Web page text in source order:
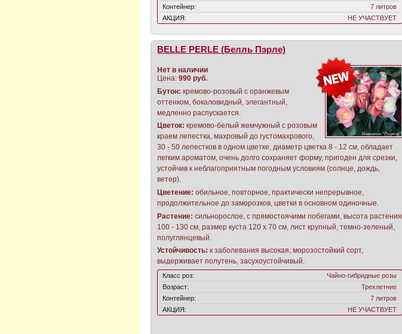
Контейнер:
7 литров
АКЦИЯ:
НЕ УЧАСТВУЕТ
BELLE PERLE (Белль Пэрле)
Нет в наличии
Цена:990 руб.
Бутон: кремово-розовый с оранжевым
оттенком, бокаловидный, элегантный,
медленно распускается.
Цветок: кремово-белый жемчужный с розовым
краем лепестка, махровый до густомахрового,
30 - 50 лепестков в одном цветке, диаметр цветка 8 - 12 см, обладает
легким ароматом, очень долго сохраняет форму, пригоден для срезки,
устойчив к неблагоприятным погодным условиям (солнце, дождь,
ветер).
Цветение: обильное, повторное, практически непрерывное,
продолжительное до заморозков, цветки в основном одиночные.
Растение: сильнорослое, с прямостоячими побегами, высота растения
100 - 130 см, размер куста 120 х 70 см, лист крупный, темно-зеленый,
полуглянцевый.
Устойчивость:к заболевания высокая, морозостойкий сорт,
выдерживает полутень, засухоустойчивый.
Класс роз:
Чайно-гибридные розы
Возраст:
Трехлетние
Контейнер:
7 литров
АКЦИЯ:
НЕ УЧАСТВУЕТ